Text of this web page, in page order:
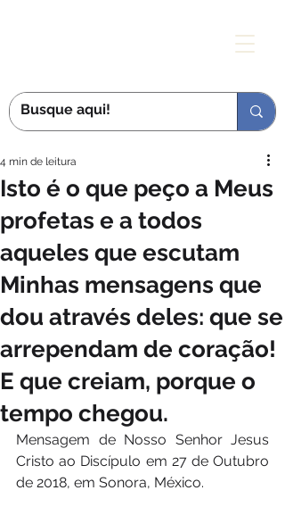
Isto é o que peço a Meus
profetas e a todos
aqueles que escutam
Minhas mensagens que
dou através deles: que se
arrependam de coração!
E que creiam, porque o
tempo chegou.
4 min de leitura
Mensagem de Nosso Senhor Jesus
Cristo ao Discípulo em 27 de Outubro
de 2018, em Sonora, México.